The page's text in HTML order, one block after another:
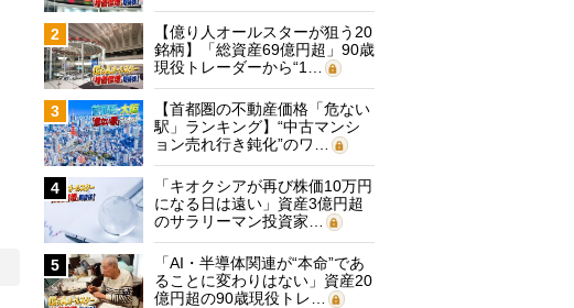
2
【億り人オールスターが狙う20
銘柄】「総資産69億円超」90歳
現役トレーダーから“1…
3
【首都圏の不動産価格「危ない
駅」ランキング】“中古マンシ
ョン売れ行き鈍化”のワ…
4
「キオクシアが再び株価10万円
になる日は遠い」資産3億円超
のサラリーマン投資家…
5
「AI・半導体関連が“本命”であ
ることに変わりはない」資産20
億円超の90歳現役トレ…